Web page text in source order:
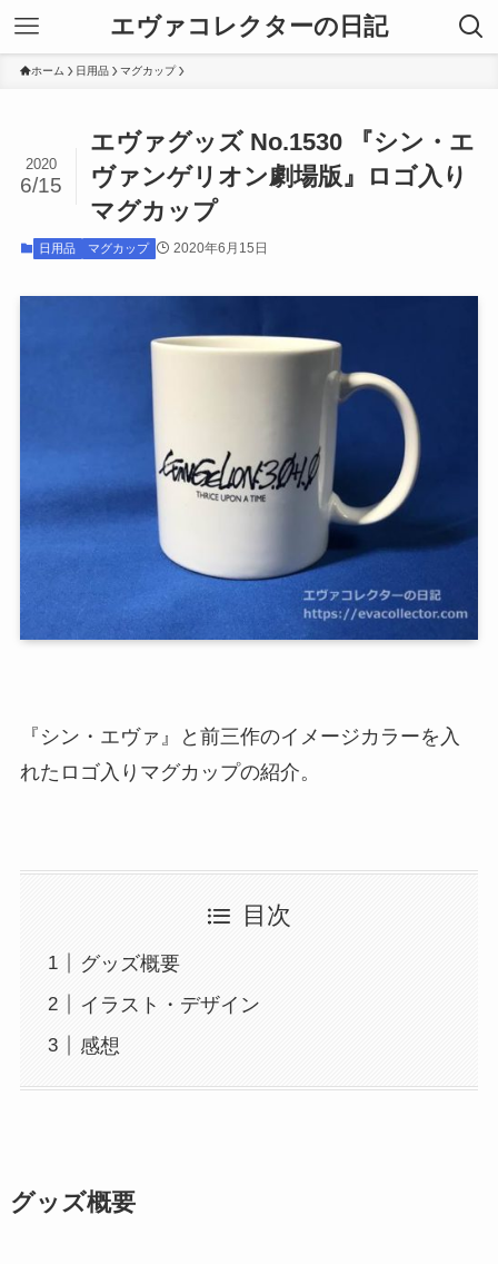
エヴァコレクターの日記
ホーム 日用品 マグカップ
エヴァグッズ No.1530 『シン・エ
ヴァンゲリオン劇場版』ロゴ入り
マグカップ
2020
6/15
日用品 マグカップ 2020年6月15日
『シン・エヴァ』と前三作のイメージカラーを入
れたロゴ入りマグカップの紹介。
目次
グッズ概要
イラスト・デザイン
感想
グッズ概要